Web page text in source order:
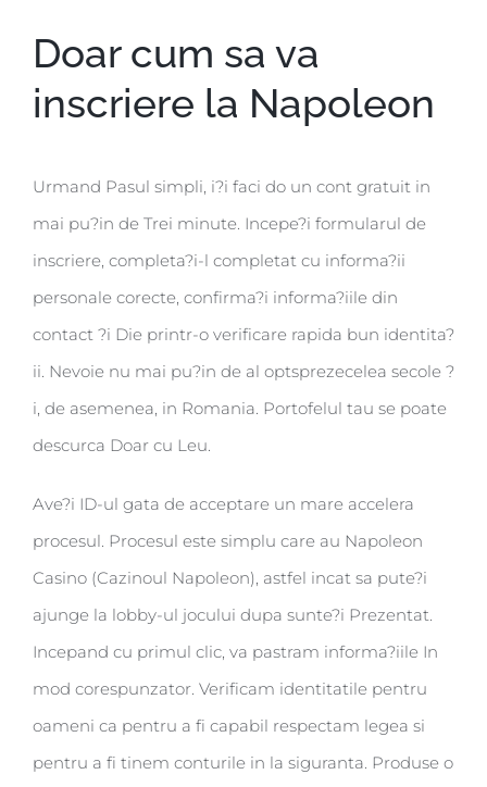
Doar cum sa va
inscriere la Napoleon
Urmand Pasul simpli, i?i faci do un cont gratuit in
mai pu?in de Trei minute. Incepe?i formularul de
inscriere, completa?i-l completat cu informa?ii
personale corecte, confirma?i informa?iile din
contact ?i Die printr-o verificare rapida bun identita?
ii. Nevoie nu mai pu?in de al optsprezecelea secole ?
i, de asemenea, in Romania. Portofelul tau se poate
descurca Doar cu Leu.
Ave?i ID-ul gata de acceptare un mare accelera
procesul. Procesul este simplu care au Napoleon
Casino (Cazinoul Napoleon), astfel incat sa pute?i
ajunge la lobby-ul jocului dupa sunte?i Prezentat.
Incepand cu primul clic, va pastram informa?iile In
mod corespunzator. Verificam identitatile pentru
oameni ca pentru a fi capabil respectam legea si
pentru a fi tinem conturile in la siguranta. Produse o